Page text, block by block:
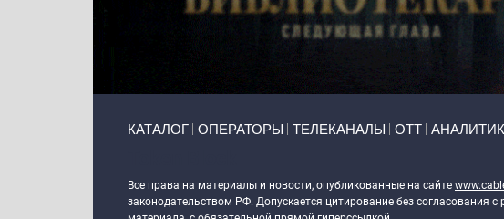
КАТАЛОГ ОПЕРАТОРЫ ТЕЛЕКАНАЛЫ ОТТ
Все права на материалы и новости, опубликованные на сайте
законодательством РФ. Допускается цитирование без согласования